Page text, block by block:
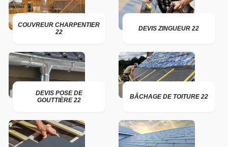
COUVREUR CHARPENTIER
22
DEVIS ZINGUEUR 22
DEVIS POSE DE
GOUTTIÈRE 22
BÂCHAGE DE TOITURE 22